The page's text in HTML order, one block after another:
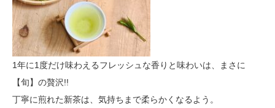
1年に1度だけ味わえるフレッシュな香りと味わいは、まさに
【旬】の贅沢!!
丁寧に煎れた新茶は、気持ちまで柔らかくなるよう。